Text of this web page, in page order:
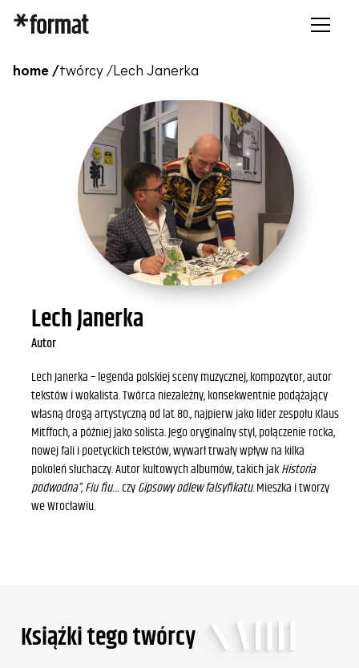
home /twórcy / Lech Janerka
Lech Janerka
Autor
Lech Janerka – legenda polskiej sceny muzycznej, kompozytor, autor
tekstów i wokalista. Twórca niezależny, konsekwentnie podążający
własną drogą artystyczną od lat 80., najpierw jako lider zespołu Klaus
Mitffoch, a później jako solista. Jego oryginalny styl, połączenie rocka,
nowej fali i poetyckich tekstów, wywarł trwały wpływ na kilka
pokoleń słuchaczy. Autor kultowych albumów, takich jakHistoria
podwodna”,Fiu fiu… czyGipsowy odlew falsyfikatu. Mieszka i tworzy
we Wrocławiu.
Ksiąźki tego twórcy